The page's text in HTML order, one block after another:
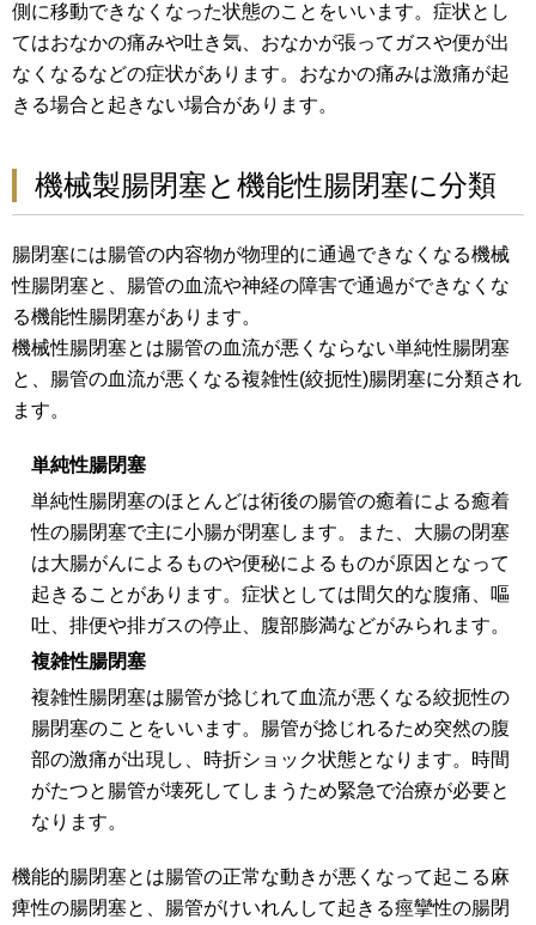
側に移動できなくなった状態のことをいいます。症状とし
てはおなかの痛みや吐き気、おなかが張ってガスや便が出
なくなるなどの症状があります。おなかの痛みは激痛が起
きる場合と起きない場合があります。
機械製腸閉塞と機能性腸閉塞に分類
腸閉塞には腸管の内容物が物理的に通過できなくなる機械
性腸閉塞と、腸管の血流や神経の障害で通過ができなくな
る機能性腸閉塞があります。
機械性腸閉塞とは腸管の血流が悪くならない単純性腸閉塞
と、腸管の血流が悪くなる複雑性(絞扼性)腸閉塞に分類され
ます。
単純性腸閉塞
単純性腸閉塞のほとんどは術後の腸管の癒着による癒着
性の腸閉塞で主に小腸が閉塞します。また、大腸の閉塞
は大腸がんによるものや便秘によるものが原因となって
起きることがあります。症状としては間欠的な腹痛、嘔
吐、排便や排ガスの停止、腹部膨満などがみられます。
複雑性腸閉塞
複雑性腸閉塞は腸管が捻じれて血流が悪くなる絞扼性の
腸閉塞のことをいいます。腸管が捻じれるため突然の腹
部の激痛が出現し、時折ショック状態となります。時間
がたつと腸管が壊死してしまうため緊急で治療が必要と
なります。
機能的腸閉塞とは腸管の正常な動きが悪くなって起こる麻
痺性の腸閉塞と、腸管がけいれんして起きる痙攣性の腸閉